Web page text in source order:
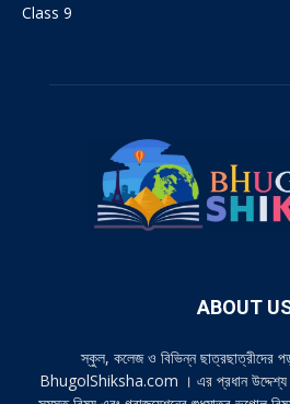
Class 9
ABOUT
স্কুল, কলেজ ও বিভিন্ন ছাত্রছাত্রীদের
BhugolShiksha.com । এর প্রধান উদ্দেশ্য